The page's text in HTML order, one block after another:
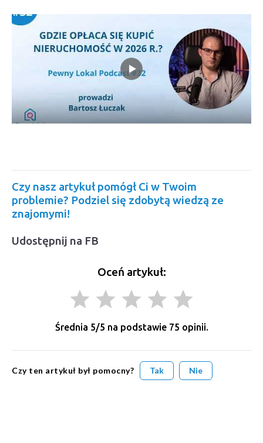
Czy nasz artykuł pomógł Ci w Twoim
problemie? Podziel się zdobytą wiedzą ze
znajomymi!
Udostępnij na FB
Oceń artykuł:
grade grade grade grade grade
Średnia 5/5 na podstawie 75 opinii.
Czy ten artykuł był pomocny? Tak Nie